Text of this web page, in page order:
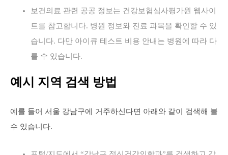
보건의료 관련 공공 정보는 건강보험심사평가원 웹사이
트를 참고합니다. 병원 정보와 진료 과목을 확인할 수 있
습니다. 다만 아이큐 테스트 비용 안내는 병원에 따라 다
를 수 있습니다.
예시 지역 검색 방법
예를 들어 서울 강남구에 거주하신다면 아래와 같이 검색해 볼
수 있습니다.